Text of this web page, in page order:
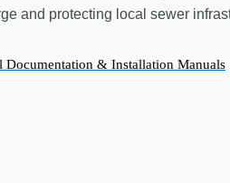
and protecting local sewer
Documentation & Installation Manuals